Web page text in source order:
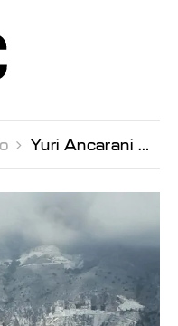
 Yuri Ancarani Il Capo